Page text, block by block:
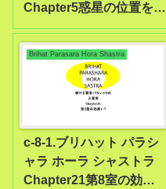
Chapter5惑星の位置を探
し当てるために5-9
Brihat Parasara Hora Shastra
c-8-1.ブリハット パラシ
ャラ ホーラ シャストラ
Chapter21第8室の効果1-